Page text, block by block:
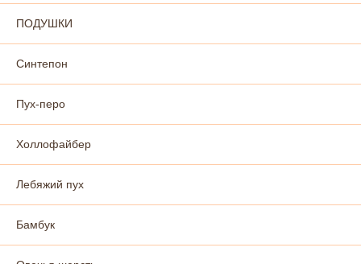
ПОДУШКИ
Синтепон
Пух-перо
Холлофайбер
Лебяжий пух
Бамбук